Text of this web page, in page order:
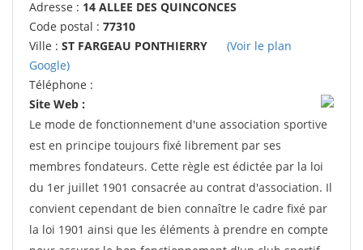
Adresse : 14 ALLEE DES QUINCONCES
Code postal : 77310
Ville : ST FARGEAU PONTHIERRY
(Voir le plan
Google)
Téléphone :
Site Web :
Le mode de fonctionnement d'une association sportive
est en principe toujours fixé librement par ses
membres fondateurs. Cette règle est édictée par la loi
du 1er juillet 1901 consacrée au contrat d'association. Il
convient cependant de bien connaître le cadre fixé par
la loi 1901 ainsi que les éléments à prendre en compte